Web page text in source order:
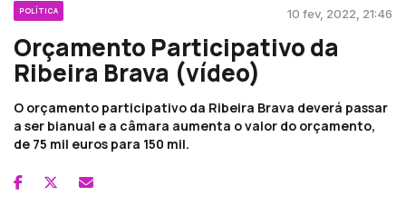
POLÍTICA 10 fev, 2022, 21:46
Orçamento Participativo da
Ribeira Brava (vídeo)
O orçamento participativo da Ribeira Brava deverá passar
a ser bianual e a câmara aumenta o valor do orçamento,
de 75 mil euros para 150 mil.